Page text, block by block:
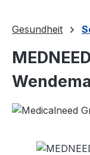
Gesundheit
Bildergalerie